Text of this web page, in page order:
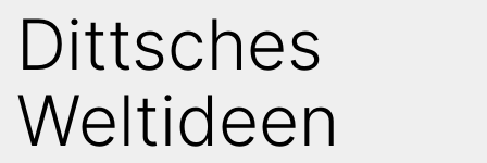
Dittsches
Weltideen